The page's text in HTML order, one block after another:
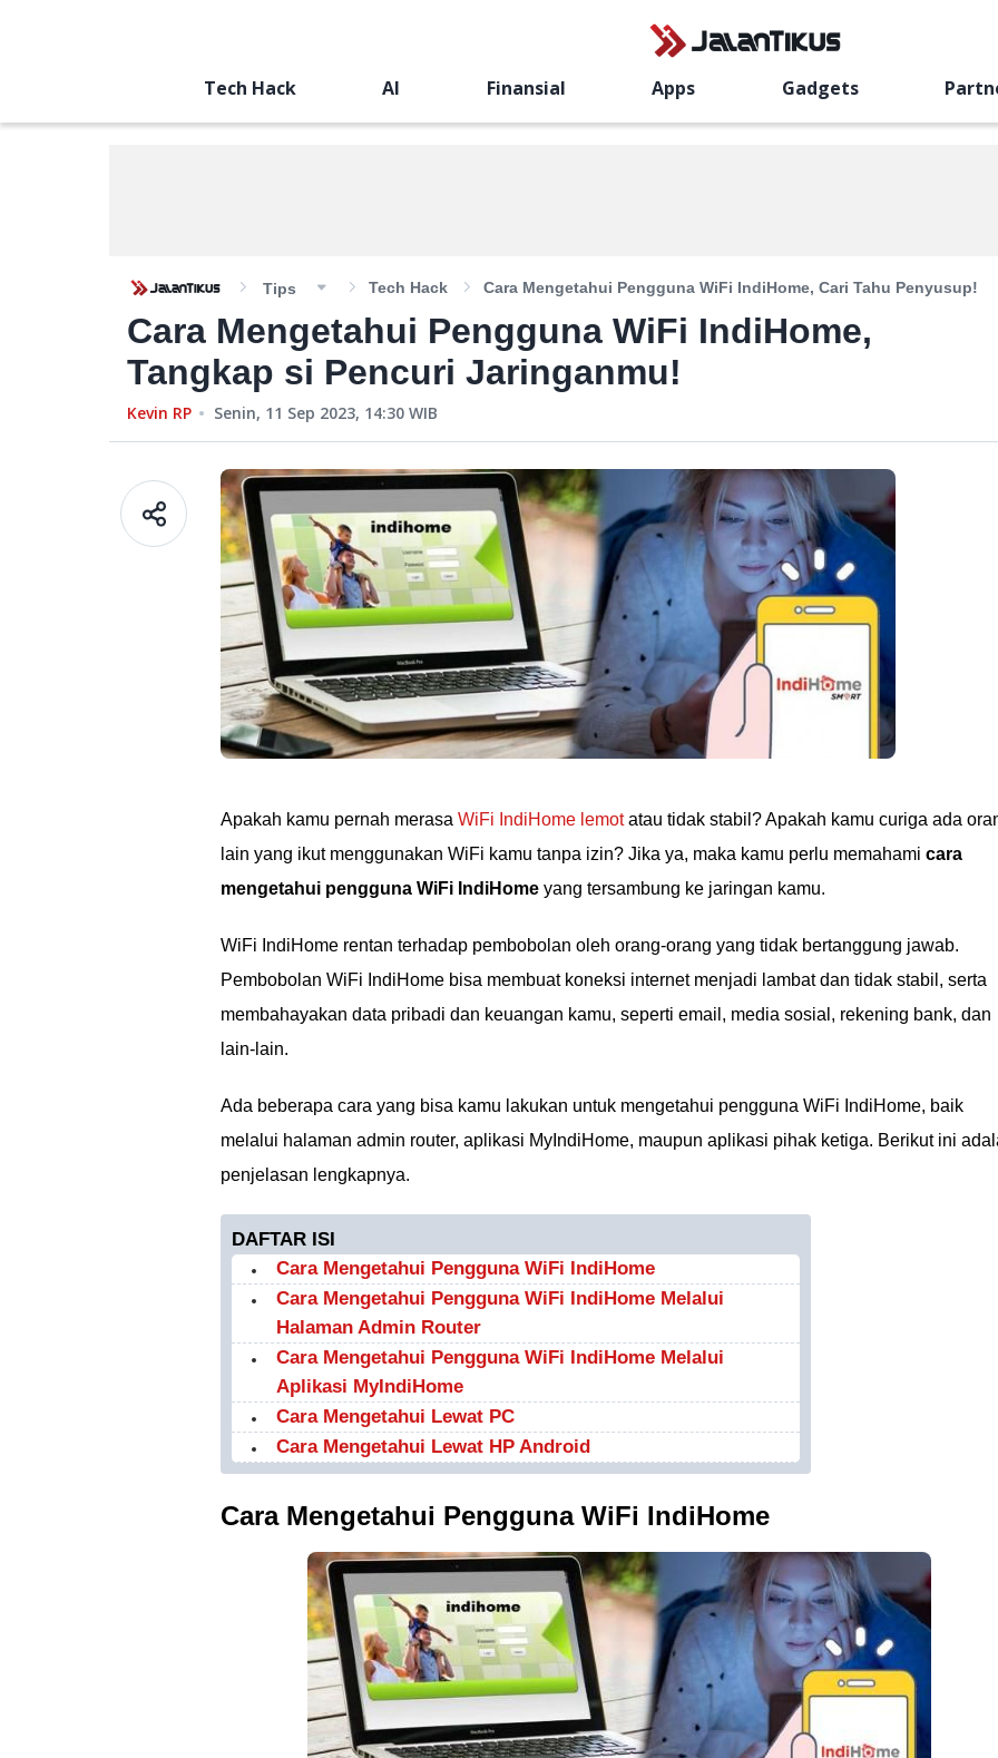
Tech Hack AI Finansial Apps Gadgets
Tips Tech Hack Cara Mengetahui Pengguna WiFi IndiHome, Cari Tahu Penyusup!
Cara Mengetahui Pengguna WiFi IndiHome,
Tangkap si Pencuri Jaringanmu!
Kevin RP Senin, 11 Sep 2023, 14:30 WIB
Apakah kamu pernah merasa WiFi IndiHome lemotatau tidak stabil? Apakah kamu curiga ada
lain yang ikut menggunakan WiFi kamu tanpa izin? Jika ya, maka kamu perlu memahami cara
mengetahui pengguna WiFi IndiHome yang tersambung ke jaringan kamu.
WiFi IndiHome rentan terhadap pembobolan oleh orang-orang yang tidak bertanggung jawab.
Pembobolan WiFi IndiHome bisa membuat koneksi internet menjadi lambat dan tidak stabil, serta
membahayakan data pribadi dan keuangan kamu, seperti email, media sosial, rekening bank, dan
lain-lain.
Ada beberapa cara yang bisa kamu lakukan untuk mengetahui pengguna WiFi IndiHome, baik
melalui halaman admin router, aplikasi MyIndiHome, maupun aplikasi pihak ketiga. Berikut ini
penjelasan lengkapnya.
DAFTAR ISI
Cara Mengetahui Pengguna WiFi IndiHome
Cara Mengetahui Pengguna WiFi IndiHome Melalui
Halaman Admin Router
Cara Mengetahui Pengguna WiFi IndiHome Melalui
Aplikasi MyIndiHome
Cara Mengetahui Lewat PC
Cara Mengetahui Lewat HP Android
Cara Mengetahui Pengguna WiFi IndiHome